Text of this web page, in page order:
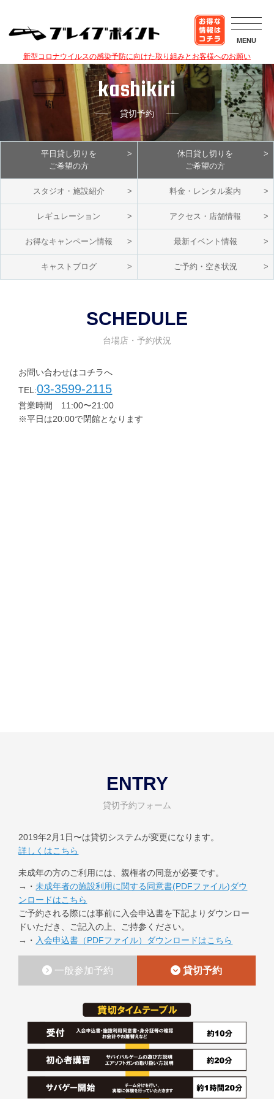
MENU
新型コロナウイルスの感染予防に向けた取り組みとお客様へのお願い
kashikiri
貸切予約
平日貸し切りを
ご希望の方
休日貸し切りを
ご希望の方
スタジオ・施設紹介 料金・レンタル案内
レギュレーション アクセス・店舗情報
お得なキャンペーン情報 最新イベント情報
キャストブログ ご予約・空き状況
SCHEDULE
台場店・予約状況
お問い合わせはコチラへ
TEL:03-3599-2115
営業時間 11:00〜21:00
※平日は20:00で閉館となります
ENTRY
貸切予約フォーム
2019年2月1日〜は貸切システムが変更になります。
詳しくはこちら
未成年の方のご利用には、親権者の同意が必要です。
→・未成年者の施設利用に関する同意書(PDFファイル)ダウ
ンロードはこちら
ご予約される際には事前に入会申込書を下記よりダウンロー
ドいただき、ご記入の上、ご持参ください。
→・ 入会申込書（PDFファイル）ダウンロードはこちら
一般参加予約 貸切予約